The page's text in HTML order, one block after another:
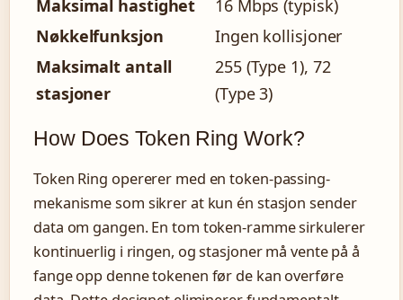
Maksimal hastighet
16 Mbps (typisk)
Nøkkelfunksjon
Ingen kollisjoner
Maksimalt antall
stasjoner
255 (Type 1), 72
(Type 3)
How Does Token Ring Work?
Token Ring opererer med en token-passing-
mekanisme som sikrer at kun én stasjon sender
data om gangen. En tom token-ramme sirkulerer
kontinuerlig i ringen, og stasjoner må vente på å
fange opp denne tokenen før de kan overføre